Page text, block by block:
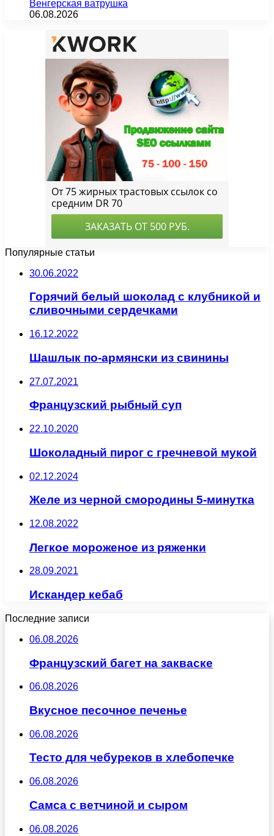
Венгерская ватрушка
06.08.2026
Популярные статьи
30.06.2022
Горячий белый шоколад с клубникой и
сливочными сердечками
16.12.2022
Шашлык по-армянски из свинины
27.07.2021
Французский рыбный суп
22.10.2020
Шоколадный пирог с гречневой мукой
02.12.2024
Желе из черной смородины 5-минутка
12.08.2022
Легкое мороженое из ряженки
28.09.2021
Искандер кебаб
Последние записи
06.08.2026
Французский багет на закваске
06.08.2026
Вкусное песочное печенье
06.08.2026
Тесто для чебуреков в хлебопечке
06.08.2026
Самса с ветчиной и сыром
06.08.2026